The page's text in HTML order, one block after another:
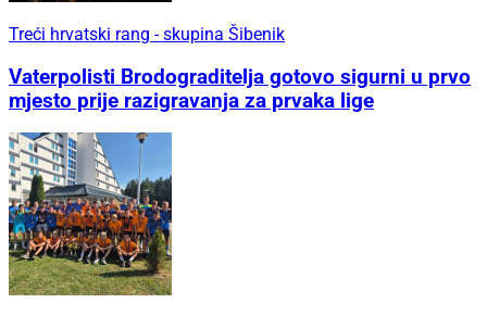
Treći hrvatski rang - skupina Šibenik
Vaterpolisti Brodograditelja gotovo sigurni u prvo
mjesto prije razigravanja za prvaka lige